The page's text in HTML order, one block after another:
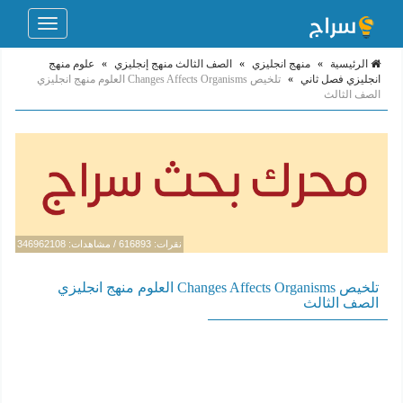
Toggle
الرئيسية » منهج انجليزي » الصف الثالث منهج إنجليزي »
علوم منهج
انجليزي فصل ثاني »
تلخيص Changes Affects Organisms العلوم منهج انجليزي
الصف الثالث
نقرات: 616893 / مشاهدات: 346962108
تلخيص Changes Affects Organisms العلوم منهج انجليزي
الصف الثالث